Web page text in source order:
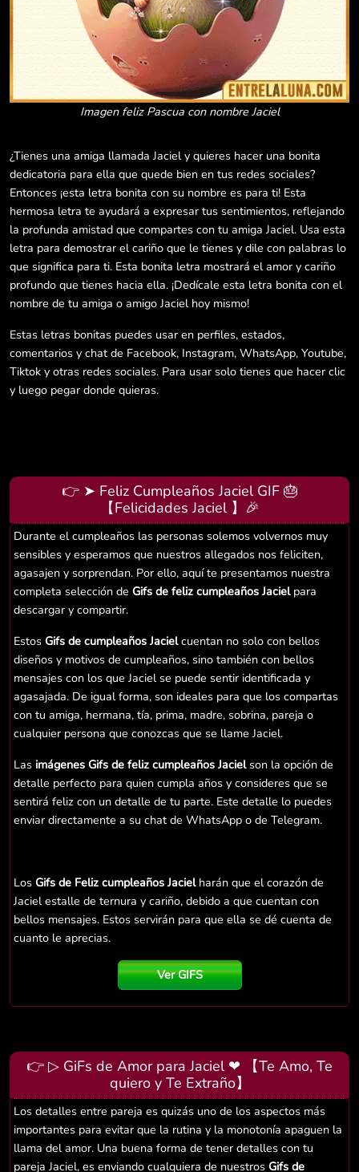
Imagen feliz Pascua con nombre Jaciel
¿Tienes una amiga llamada Jaciel y quieres hacer una bonita
dedicatoria para ella que quede bien en tus redes sociales?
Entonces ¡esta letra bonita con su nombre es para ti! Esta
hermosa letra te ayudará a expresar tus sentimientos, reflejando
la profunda amistad que compartes con tu amiga Jaciel. Usa esta
letra para demostrar el cariño que le tienes y dile con palabras lo
que significa para ti. Esta bonita letra mostrará el amor y cariño
profundo que tienes hacia ella. ¡Dedícale esta letra bonita con el
nombre de tu amiga o amigo Jaciel hoy mismo!
Estas letras bonitas puedes usar en perfiles, estados,
comentarios y chat de Facebook, Instagram, WhatsApp, Youtube,
Tiktok y otras redes sociales. Para usar solo tienes que hacer clic
y luego pegar donde quieras.
👉 ➤ Feliz Cumpleaños Jaciel GIF 🎂
【Felicidades Jaciel 】🎉
Durante el cumpleaños las personas solemos volvernos muy
sensibles y esperamos que nuestros allegados nos feliciten,
agasajen y sorprendan. Por ello, aquí te presentamos nuestra
completa selección de Gifs de feliz cumpleaños Jacielpara
descargar y compartir.
Estos Gifs de cumpleaños Jacielcuentan no solo con bellos
diseños y motivos de cumpleaños, sino también con bellos
mensajes con los que Jaciel se puede sentir identificada y
agasajada. De igual forma, son ideales para que los compartas
con tu amiga, hermana, tía, prima, madre, sobrina, pareja o
cualquier persona que conozcas que se llame Jaciel.
Las imágenes Gifs de feliz cumpleaños Jacielson la opción de
detalle perfecto para quien cumpla años y consideres que se
sentirá feliz con un detalle de tu parte. Este detalle lo puedes
enviar directamente a su chat de WhatsApp o de Telegram.
Los Gifs de Feliz cumpleaños Jacielharán que el corazón de
Jaciel estalle de ternura y cariño, debido a que cuentan con
bellos mensajes. Estos servirán para que ella se dé cuenta de
cuanto le aprecias.
Ver GIFS
👉 ▷ GiFs de Amor para Jaciel ❤ 【Te Amo, Te
quiero y Te Extraño】
Los detalles entre pareja es quizás uno de los aspectos más
importantes para evitar que la rutina y la monotonía apaguen la
llama del amor. Una buena forma de tener detalles con tu
pareja Jaciel, es enviando cualquiera de nuestros Gifs de